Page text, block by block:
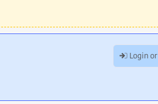
Login or